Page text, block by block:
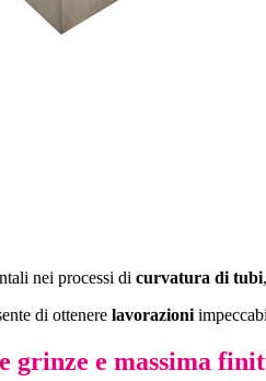
nei processi di curvatura di tubi
di ottenere lavorazioni
grinze e massima